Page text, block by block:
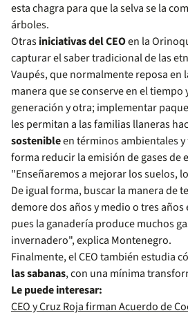
esta chagra para que la selva se la
árboles.
Otrasiniciativas del CEOen la
capturar el saber tradicional de las
Vaupés, que normalmente reposa en
manera que se conserve en el tiempo
generación y otra; implementar
les permitan a las familias llaneras
sostenibleen términos ambientales
forma reducir la emisión de gases de
"Enseñaremos a mejorar los suelos,
De igual forma, buscar la manera de
demore dos años y medio o tres
pues la ganadería produce muchos
invernadero", explica Montenegro.
Finalmente, el CEO también estudia
las sabanas, con una mínima
Le puede interesar:
CEO y Cruz Roja firman Acuerdo de